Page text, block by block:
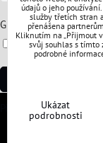
GDPR:*
Souhlasíte s
Předvolby soukromí
údajů o jeho
služby třetích stran
přenášena
Kliknutím na „Přijmout
svůj souhlas s tímto
podrobné
Ukázat
podrobnosti